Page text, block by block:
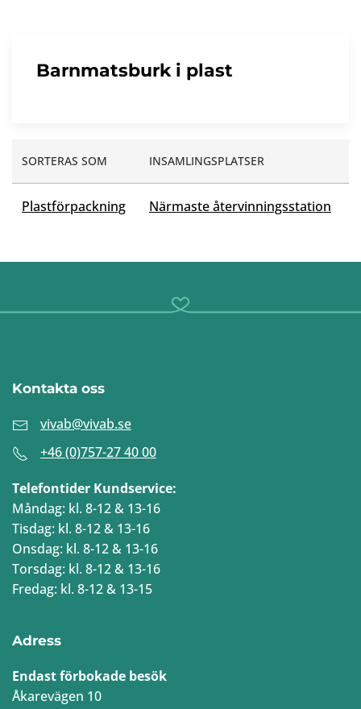
Barnmatsburk i plast
SORTERAS SOM INSAMLINGSPLATSER
Plastförpackning Närmaste återvinningsstation
Kontakta oss
vivab@vivab.se
+46 (0)757-27 40 00
Telefontider Kundservice:
Måndag: kl. 8-12 & 13-16
Tisdag: kl. 8-12 & 13-16
Onsdag: kl. 8-12 & 13-16
Torsdag: kl. 8-12 & 13-16
Fredag: kl. 8-12 & 13-15
Adress
Endast förbokade besök
Åkarevägen 10